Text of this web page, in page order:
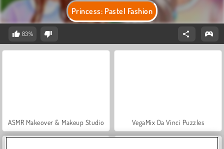
Princess: Pastel Fashion
83%
ASMR Makeover & Makeup Studio VegaMix Da Vinci Puzzles